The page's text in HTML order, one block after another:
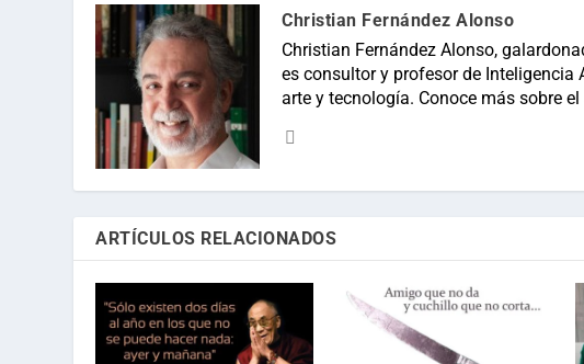
Christian Fernández Alonso
Christian Fernández Alonso,
es consultor y profesor de Inteligencia
arte y tecnología. Conoce más sobre el
ARTÍCULOS RELACIONADOS